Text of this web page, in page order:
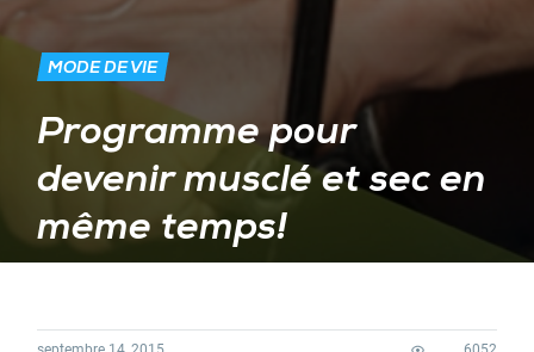
MODE DE VIE
Programme pour
devenir musclé et sec en
même temps!